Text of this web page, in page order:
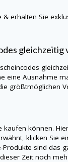
erhalten Sie
eine Ausnahme
größtmöglichen
können.
klicken Sie
sind das
Zeit noch